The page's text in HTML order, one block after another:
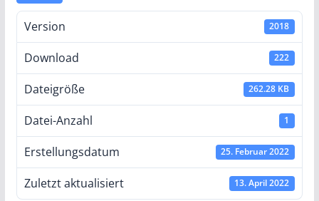
Version 2018
Download 222
Dateigröße 262.28 KB
Datei-Anzahl 1
Erstellungsdatum 25. Februar 2022
Zuletzt aktualisiert 13. April 2022